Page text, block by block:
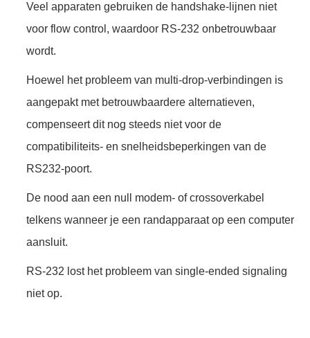
Veel apparaten gebruiken de handshake-lijnen niet
voor flow control, waardoor RS-232 onbetrouwbaar
wordt.
Hoewel het probleem van multi-drop-verbindingen is
aangepakt met betrouwbaardere alternatieven,
compenseert dit nog steeds niet voor de
compatibiliteits- en snelheidsbeperkingen van de
RS232-poort.
De nood aan een null modem- of crossoverkabel
telkens wanneer je een randapparaat op een computer
aansluit.
RS-232 lost het probleem van single-ended signaling
niet op.